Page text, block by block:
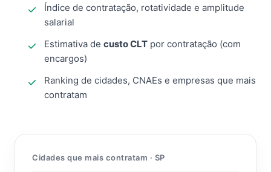
Índice de contratação, rotatividade e amplitude
salarial
Estimativa de custo CLT por contratação (com
encargos)
Ranking de cidades, CNAEs e empresas que mais
contratam
Cidades que mais contratam · SP